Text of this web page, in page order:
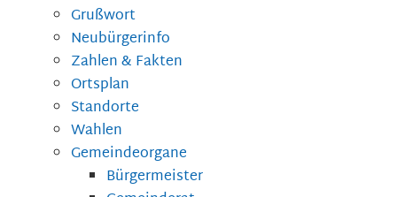
Grußwort
Neubürgerinfo
Zahlen & Fakten
Ortsplan
Standorte
Wahlen
Gemeindeorgane
Bürgermeister